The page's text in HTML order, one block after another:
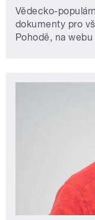
Vědecko-
dokumenty pro
Pohodě, na